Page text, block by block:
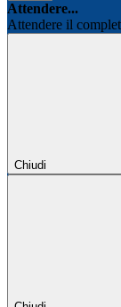
Attendere...
Attendere il
Chiudi